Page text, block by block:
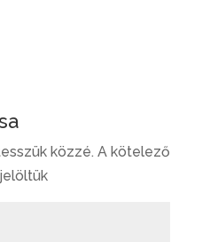
közzé. A kötelező